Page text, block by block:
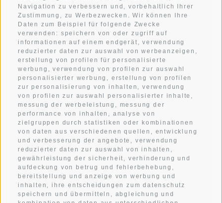
Navigation zu verbessern und, vorbehaltlich Ihrer
Zustimmung, zu Werbezwecken. Wir können Ihre
Daten zum Beispiel für folgende Zwecke
verwenden: speichern von oder zugriff auf
informationen auf einem endgerät, verwendung
reduzierter daten zur auswahl von werbeanzeigen,
erstellung von profilen für personalisierte
werbung, verwendung von profilen zur auswahl
personalisierter werbung, erstellung von profilen
zur personalisierung von inhalten, verwendung
von profilen zur auswahl personalisierter inhalte,
messung der werbeleistung, messung der
performance von inhalten, analyse von
zielgruppen durch statistiken oder kombinationen
von daten aus verschiedenen quellen, entwicklung
und verbesserung der angebote, verwendung
reduzierter daten zur auswahl von inhalten,
gewährleistung der sicherheit, verhinderung und
aufdeckung von betrug und fehlerbehebung,
bereitstellung und anzeige von werbung und
inhalten, ihre entscheidungen zum datenschutz
speichern und übermitteln, abgleichung und
An der Botenbrücke 1
I-39038 Innichen
Südtirol . Dolomiten
WETTER
ANREISE
IMPRESSIONEN
KONTAKT